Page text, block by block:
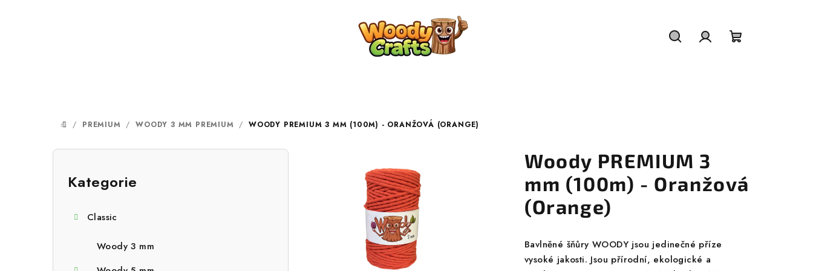
DOMŮ
/ PREMIUM / WOODY 3 MM PREMIUM / WOODY PREMIUM 3 MM (100M) - ORANŽOVÁ (ORANGE)
P
Přeskočit
Kategorie
Classic
Woody 3 mm
Woody PREMIUM 3
mm (100m) - Oranžová
(Orange)
Bavlněné šňůry WOODY jsou jedinečné příze
vysoké jakosti. Jsou přírodní, ekologické a